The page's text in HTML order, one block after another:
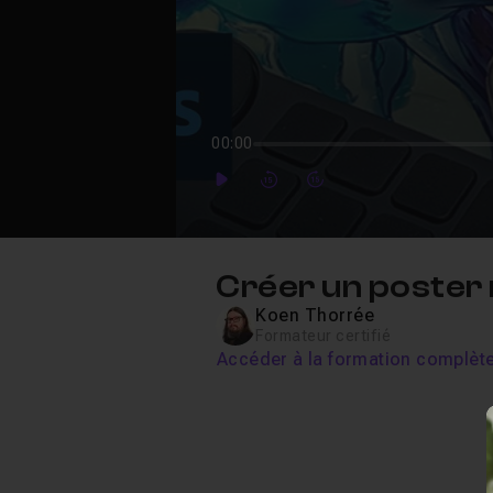
00:00
PlayForwardForward
Créer un
Koen Thorrée
Accéder à la formation